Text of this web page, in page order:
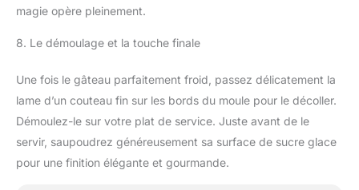
magie opère pleinement.
8. Le démoulage et la touche finale
Une fois le gâteau parfaitement froid, passez délicatement la
lame d’un couteau fin sur les bords du moule pour le décoller.
Démoulez-le sur votre plat de service. Juste avant de le
servir, saupoudrez généreusement sa surface de sucre glace
pour une finition élégante et gourmande.